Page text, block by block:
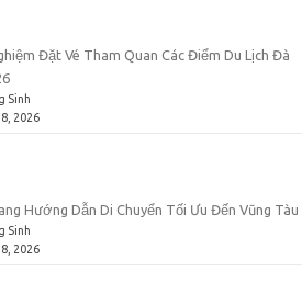
Đặt Vé Tham Quan Các Điểm Du Lịch Đà
Sinh
2026
Hướng Dẫn Di Chuyển Tối Ưu Đến Vũng Tàu
Sinh
2026